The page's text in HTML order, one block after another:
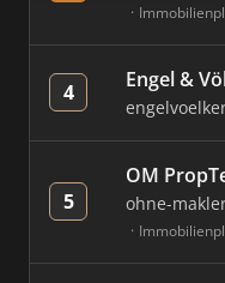
4 Engel &
5
OM
ohne-